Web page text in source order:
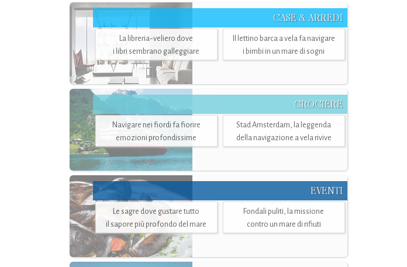
CASE & ARREDI
La libreria-veliero dove
i libri sembrano galleggiare
Il lettino barca a vela fa navigare
i bimbi in un mare di sogni
CROCIERE
Navigare nei fiordi fa fiorire
emozioni profondissime
Stad Amsterdam, la leggenda
della navigazione a vela rivive
EVENTI
Le sagre dove gustare tutto
il sapore più profondo del mare
Fondali puliti, la missione
contro un mare di rifiuti